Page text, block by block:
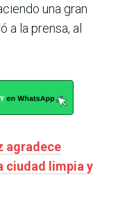
una gran
a la prensa, al
agradece
ciudad limpia y